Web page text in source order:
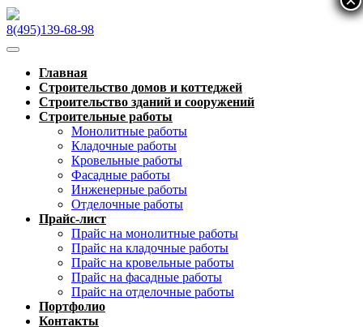
8(495)139-68-98
Главная
Строительство домов и коттеджей
Строительство зданий и сооружений
Строительные работы
Монолитные работы
Кладочные работы
Кровельные работы
Фасадные работы
Инженерные работы
Отделочные работы
Прайс-лист
Прайс на монолитные работы
Прайс на кладочные работы
Прайс на кровельные работы
Прайс на фасадные работы
Прайс на отделочные работы
Портфолио
Контакты